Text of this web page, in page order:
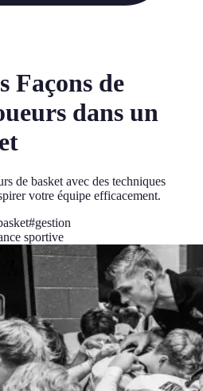
Façons de
dans un
de basket avec des techniques
votre équipe efficacement.
#gestion
sportive